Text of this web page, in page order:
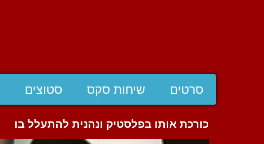
סרטים שיחות סקס סטוצים
כורכת אותו בפלסטיק ונהנית להתעלל בו